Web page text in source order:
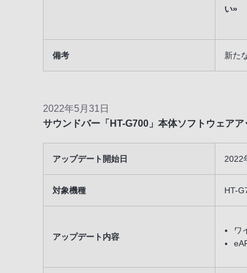
い»
備考 新た
2022年5月31日
サウンドバー「HT-G700」本体ソフトウェア
アップデート開始日 2022
対象機種 HT-
アップデート内容
ワ